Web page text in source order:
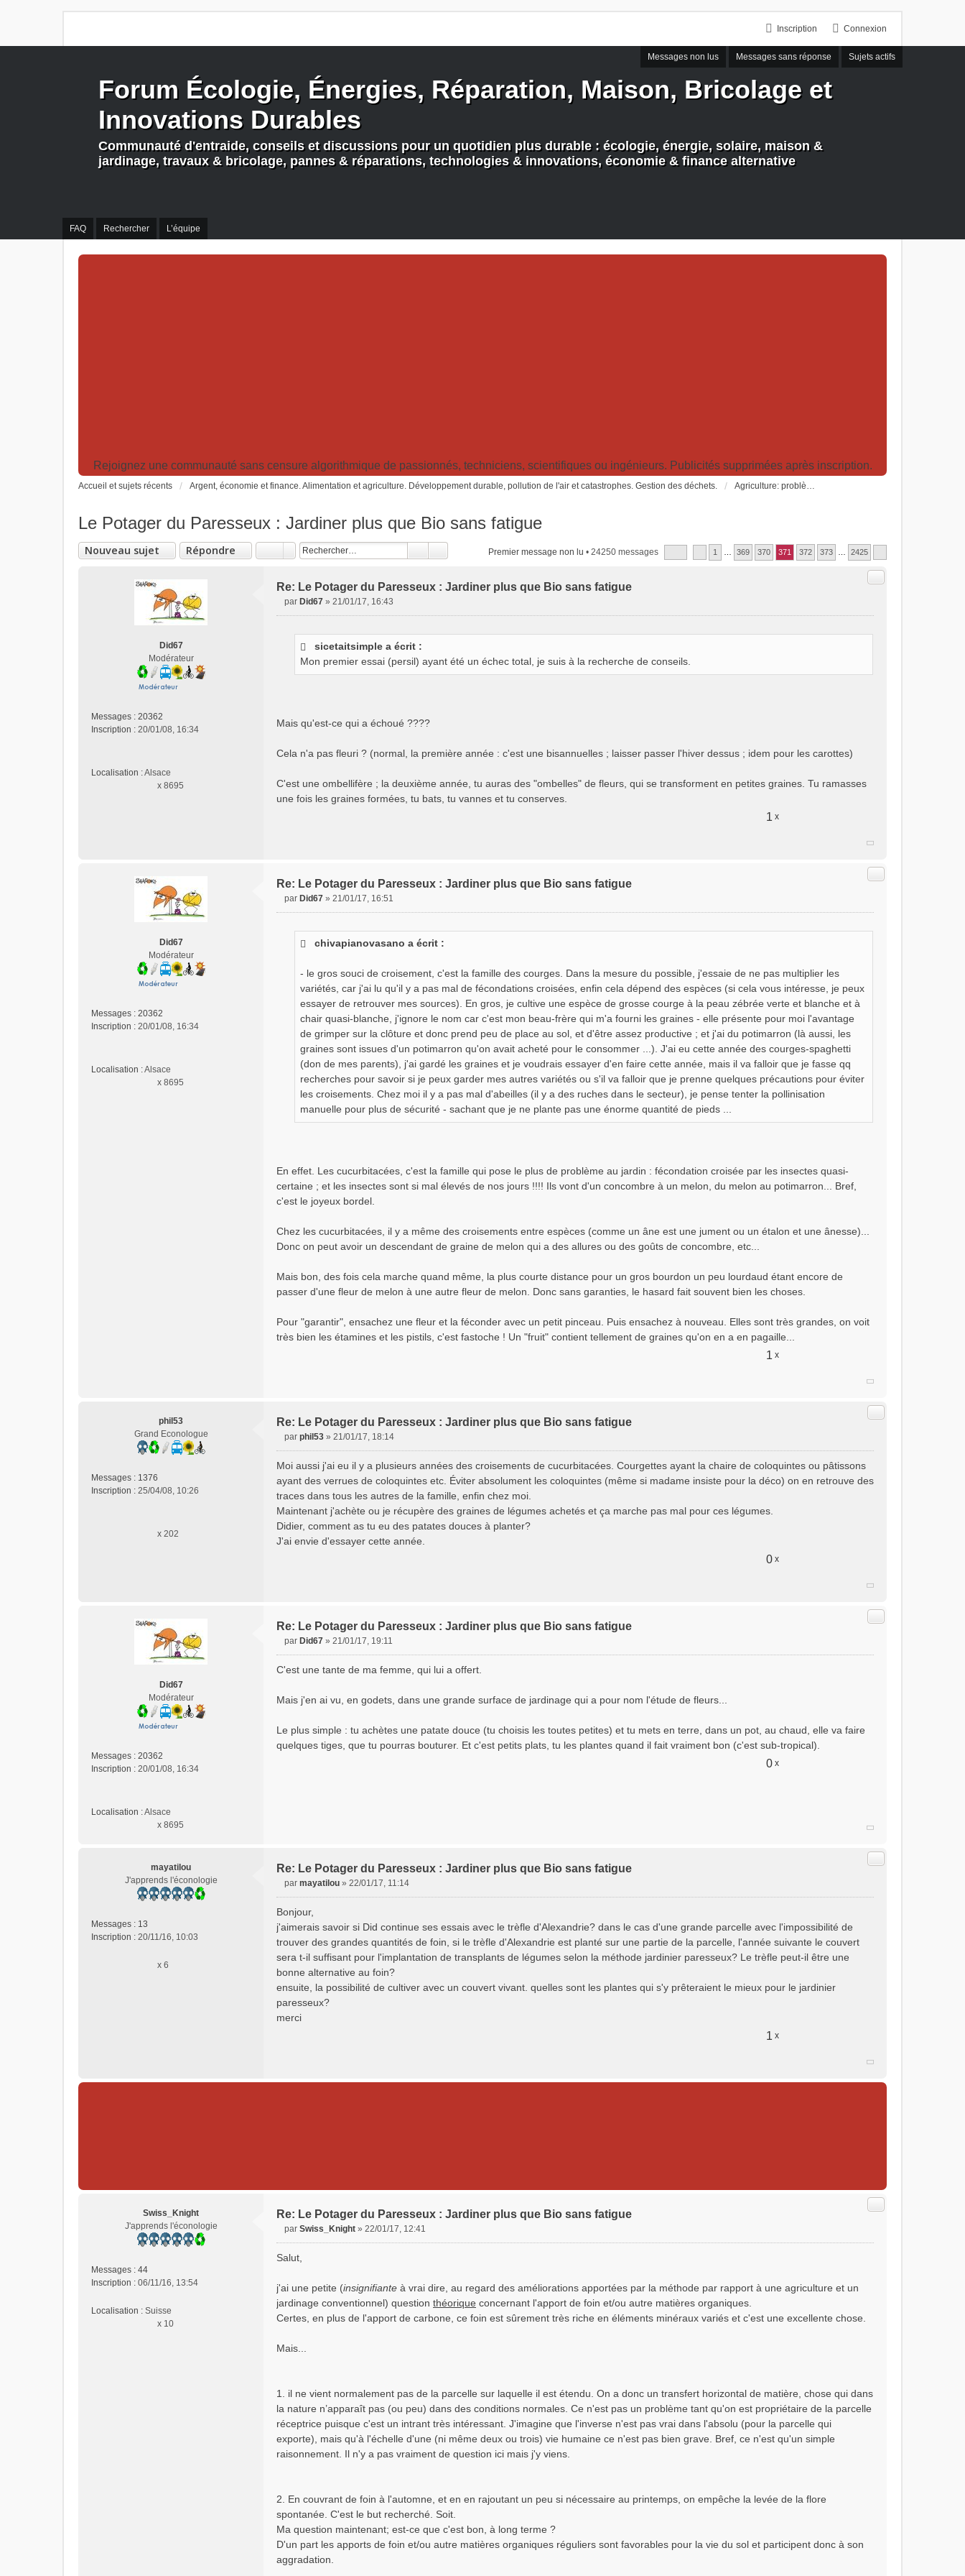
Connexion
Inscription
Messages non lus Messages sans réponse Sujets actifs
FAQ Rechercher L’équipe
Forum Écologie, Énergies, Réparation, Maison, Bricolage et
Innovations Durables
Communauté d'entraide, conseils et discussions pour un quotidien plus durable : écologie, énergie, solaire, maison &
jardinage, travaux & bricolage, pannes & réparations, technologies & innovations, économie & finance alternative
Rejoignez une communauté sans censure algorithmique de passionnés, techniciens, scientifiques ou ingénieurs. Publicités supprimées après inscription.
Accueil et sujets récents Argent, économie et finance. Alimentation et agriculture. Développement durable, pollution de l'air et catastrophes. Gestion des déchets. Agriculture: problèmes et pollutions, nouvelles techniques et solutions
Le Potager du Paresseux : Jardiner plus que Bio sans fatigue
Nouveau sujet Répondre Premier message non lu • 24250 messages 1 369 370 371 372 373 2425
Did67
Modérateur
Messages : 20362
Inscription : 20/01/08, 16:34
Localisation :Alsace
x 8695
Re: Le Potager du Paresseux : Jardiner plus que Bio sans fatigue
Citer
n
u
par Did67 » 21/01/17, 16:43
sicetaitsimple a écrit :
Mon premier essai (persil) ayant été un échec total, je suis à la recherche de conseils.
Mais qu'est-ce qui a échoué ????
Cela n'a pas fleuri ? (normal, la première année : c'est une bisannuelles ; laisser passer l'hiver dessus ; idem pour les carottes)
C'est une ombellifère ; la deuxième année, tu auras des "ombelles" de fleurs, qui se transforment en petites graines. Tu ramasses
une fois les graines formées, tu bats, tu vannes et tu conserves.
1 x
Did67
Modérateur
Messages : 20362
Inscription : 20/01/08, 16:34
Localisation :Alsace
x 8695
Re: Le Potager du Paresseux : Jardiner plus que Bio sans fatigue
Citer
par Did67 » 21/01/17, 16:51
chivapianovasano a écrit :
- le gros souci de croisement, c'est la famille des courges. Dans la mesure du possible, j'essaie de ne pas multiplier les
variétés, car j'ai lu qu'il y a pas mal de fécondations croisées, enfin cela dépend des espèces (si cela vous intéresse, je peux
essayer de retrouver mes sources). En gros, je cultive une espèce de grosse courge à la peau zébrée verte et blanche et à
chair quasi-blanche, j'ignore le nom car c'est mon beau-frère qui m'a fourni les graines - elle présente pour moi l'avantage
de grimper sur la clôture et donc prend peu de place au sol, et d'être assez productive ; et j'ai du potimarron (là aussi, les
graines sont issues d'un potimarron qu'on avait acheté pour le consommer ...). J'ai eu cette année des courges-spaghetti
(don de mes parents), j'ai gardé les graines et je voudrais essayer d'en faire cette année, mais il va falloir que je fasse qq
recherches pour savoir si je peux garder mes autres variétés ou s'il va falloir que je prenne quelques précautions pour éviter
les croisements. Chez moi il y a pas mal d'abeilles (il y a des ruches dans le secteur), je pense tenter la pollinisation
manuelle pour plus de sécurité - sachant que je ne plante pas une énorme quantité de pieds ...
En effet. Les cucurbitacées, c'est la famille qui pose le plus de problème au jardin : fécondation croisée par les insectes quasi-
certaine ; et les insectes sont si mal élevés de nos jours !!!! Ils vont d'un concombre à un melon, du melon au potimarron... Bref,
c'est le joyeux bordel.
Chez les cucurbitacées, il y a même des croisements entre espèces (comme un âne est une jument ou un étalon et une ânesse)...
Donc on peut avoir un descendant de graine de melon qui a des allures ou des goûts de concombre, etc...
Mais bon, des fois cela marche quand même, la plus courte distance pour un gros bourdon un peu lourdaud étant encore de
passer d'une fleur de melon à une autre fleur de melon. Donc sans garanties, le hasard fait souvent bien les choses.
Pour "garantir", ensachez une fleur et la féconder avec un petit pinceau. Puis ensachez à nouveau. Elles sont très grandes, on voit
très bien les étamines et les pistils, c'est fastoche ! Un "fruit" contient tellement de graines qu'on en a en pagaille...
1 x
phil53
Grand Econologue
Messages : 1376
Inscription : 25/04/08, 10:26
x 202
Re: Le Potager du Paresseux : Jardiner plus que Bio sans fatigue
Citer
s
s
a
g
e
par phil53 » 21/01/17, 18:14
Moi aussi j'ai eu il y a plusieurs années des croisements de cucurbitacées. Courgettes ayant la chaire de coloquintes ou pâtissons
ayant des verrues de coloquintes etc. Éviter absolument les coloquintes (même si madame insiste pour la déco) on en retrouve des
traces dans tous les autres de la famille, enfin chez moi.
Maintenant j'achète ou je récupère des graines de légumes achetés et ça marche pas mal pour ces légumes.
Didier, comment as tu eu des patates douces à planter?
J'ai envie d'essayer cette année.
0 x
Did67
Modérateur
Messages : 20362
Inscription : 20/01/08, 16:34
Localisation :Alsace
x 8695
Re: Le Potager du Paresseux : Jardiner plus que Bio sans fatigue
Citer
s
a
e
par Did67 » 21/01/17, 19:11
C'est une tante de ma femme, qui lui a offert.
Mais j'en ai vu, en godets, dans une grande surface de jardinage qui a pour nom l'étude de fleurs...
Le plus simple : tu achètes une patate douce (tu choisis les toutes petites) et tu mets en terre, dans un pot, au chaud, elle va faire
quelques tiges, que tu pourras bouturer. Et c'est petits plats, tu les plantes quand il fait vraiment bon (c'est sub-tropical).
0 x
mayatilou
J'apprends l'éconologie
Messages : 13
Inscription : 20/11/16, 10:03
x 6
Re: Le Potager du Paresseux : Jardiner plus que Bio sans fatigue
Citer
s
s
a
g
e
n
l
par mayatilou » 22/01/17, 11:14
Bonjour,
j'aimerais savoir si Did continue ses essais avec le trèfle d'Alexandrie? dans le cas d'une grande parcelle avec l'impossibilité de
trouver des grandes quantités de foin, si le trèfle d'Alexandrie est planté sur une partie de la parcelle, l'année suivante le couvert
sera t-il suffisant pour l'implantation de transplants de légumes selon la méthode jardinier paresseux? Le trèfle peut-il être une
bonne alternative au foin?
ensuite, la possibilité de cultiver avec un couvert vivant. quelles sont les plantes qui s'y prêteraient le mieux pour le jardinier
paresseux?
merci
1 x
Swiss_Knight
J'apprends l'éconologie
Messages : 44
Inscription : 06/11/16, 13:54
Localisation : Suisse
x 10
Re: Le Potager du Paresseux : Jardiner plus que Bio sans fatigue
Citer
s
a
g
e
n
par Swiss_Knight » 22/01/17, 12:41
Salut,
j'ai une petite (insignifiante à vrai dire, au regard des améliorations apportées par la méthode par rapport à une agriculture et un
jardinage conventionnel) question théorique concernant l'apport de foin et/ou autre matières organiques.
Certes, en plus de l'apport de carbone, ce foin est sûrement très riche en éléments minéraux variés et c'est une excellente chose.
Mais...
1. il ne vient normalement pas de la parcelle sur laquelle il est étendu. On a donc un transfert horizontal de matière, chose qui dans
la nature n’apparaît pas (ou peu) dans des conditions normales. Ce n'est pas un problème tant qu'on est propriétaire de la parcelle
réceptrice puisque c'est un intrant très intéressant. J'imagine que l'inverse n'est pas vrai dans l'absolu (pour la parcelle qui
exporte), mais qu'à l'échelle d'une (ni même deux ou trois) vie humaine ce n'est pas bien grave. Bref, ce n'est qu'un simple
raisonnement. Il n'y a pas vraiment de question ici mais j'y viens.
2. En couvrant de foin à l'automne, et en en rajoutant un peu si nécessaire au printemps, on empêche la levée de la flore
spontanée. C'est le but recherché. Soit.
Ma question maintenant; est-ce que c'est bon, à long terme ?
D'un part les apports de foin et/ou autre matières organiques réguliers sont favorables pour la vie du sol et participent donc à son
aggradation.